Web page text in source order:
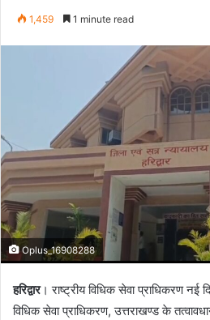
1,459 1 minute read
Oplus_16908288
हरिद्वार। राष्ट्रीय विधिक सेवा प्राधिकरण नई
विधिक सेवा प्राधिकरण, उत्तराखण्ड के